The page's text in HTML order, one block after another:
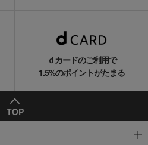
ｄカードのご利用で
1.5%のポイントがたまる
TOP